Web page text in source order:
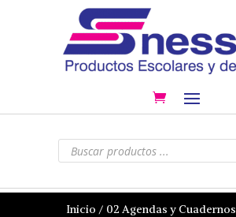
Búsqueda
productos
Inicio / 02 Agendas y Cuadernos